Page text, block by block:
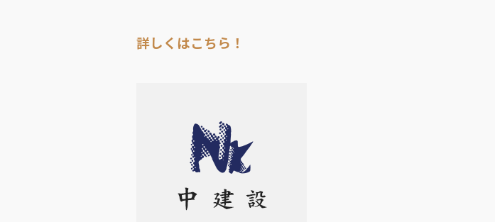
詳しくはこちら！